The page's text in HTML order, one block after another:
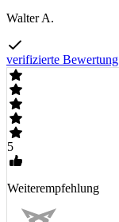
Walter A.
verifizierte Bewertung
5
Weiterempfehlung